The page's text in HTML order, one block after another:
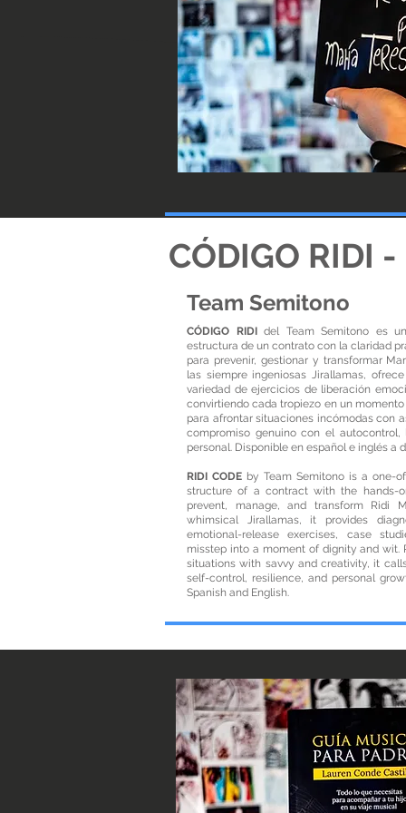
​CÓDIGO RIDI -
Team Semitono
CÓDIGO RIDIdel Team Semitono es
estructura de un contrato con la claridad
para prevenir, gestionar y transformar
las siempre ingeniosas Jirallamas,
variedad de ejercicios de liberación
convirtiendo cada tropiezo en un
para afrontar situaciones incómodas con
compromiso genuino con el
personal. Disponible en español e inglés a
RIDI CODE by Team Semitono is a one-
structure of a contract with the hands-
prevent, manage, and transform Ridi
whimsical Jirallamas, it provides
emotional-release exercises, case
misstep into a moment of dignity and wit.
situations with savvy and creativity, it
self-control, resilience, and personal
Spanish and English.